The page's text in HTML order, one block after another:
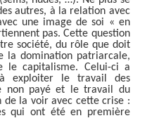
autres, à la relation avec
une image de soi « en
pas. Cette question
société, du rôle que doit
la domination patriarcale,
le capitalisme. Celui-ci a
exploiter le travail des
non payé et le travail du
de la voir avec cette crise :
qui ont été en première